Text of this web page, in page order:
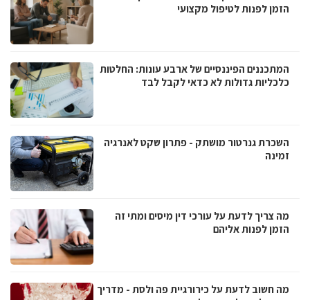
הזמן לפנות לטיפול מקצועי
המתכננים הפיננסיים של ארבע עונות: החלטות
כלכליות גדולות לא כדאי לקבל לבד
השכרת גנרטור מושתק - פתרון שקט לאנרגיה
זמינה
מה צריך לדעת על עורכי דין מיסים ומתי זה
הזמן לפנות אליהם
מה חשוב לדעת על כירורגיית פה ולסת - מדריך